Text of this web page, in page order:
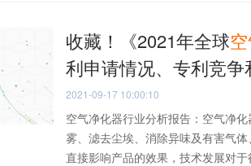
收藏！《2021年全球
利申请情况、专利竞
2021-09-17 10:00:10
空气净化器行业分析报告：空气净
雾、滤去尘埃、消除异味及有害气
直接影响产品的效果，技术发展对